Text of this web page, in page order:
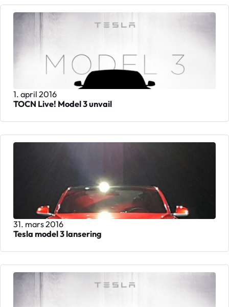
1. april 2016
TOCN Live! Model 3 unvail
31. mars 2016
Tesla model 3 lansering